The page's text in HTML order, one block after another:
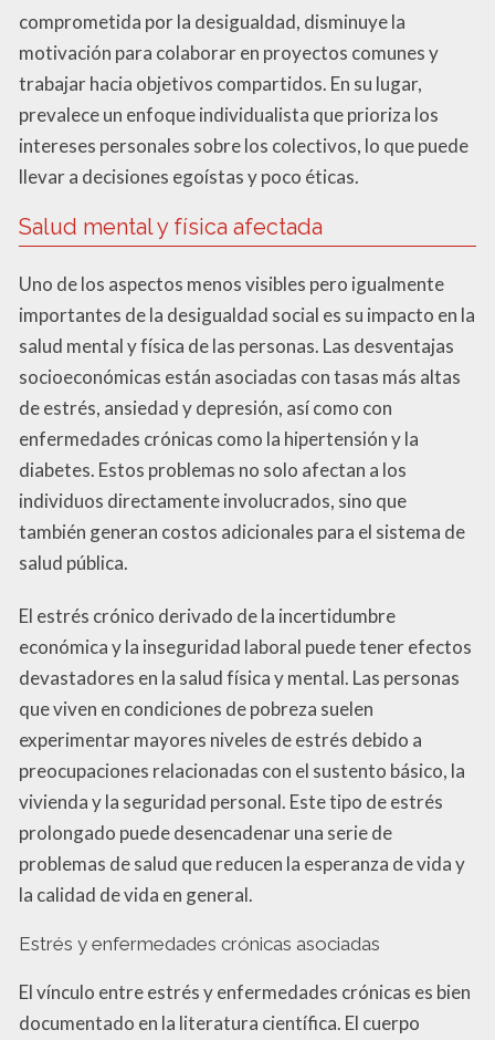
comprometida por la desigualdad, disminuye la
motivación para colaborar en proyectos comunes y
trabajar hacia objetivos compartidos. En su lugar,
prevalece un enfoque individualista que prioriza los
intereses personales sobre los colectivos, lo que puede
llevar a decisiones egoístas y poco éticas.
Salud mental y física afectada
Uno de los aspectos menos visibles pero igualmente
importantes de la desigualdad social es su impacto en la
salud mental y física de las personas. Las desventajas
socioeconómicas están asociadas con tasas más altas
de estrés, ansiedad y depresión, así como con
enfermedades crónicas como la hipertensión y la
diabetes. Estos problemas no solo afectan a los
individuos directamente involucrados, sino que
también generan costos adicionales para el sistema de
salud pública.
El estrés crónico derivado de la incertidumbre
económica y la inseguridad laboral puede tener efectos
devastadores en la salud física y mental. Las personas
que viven en condiciones de pobreza suelen
experimentar mayores niveles de estrés debido a
preocupaciones relacionadas con el sustento básico, la
vivienda y la seguridad personal. Este tipo de estrés
prolongado puede desencadenar una serie de
problemas de salud que reducen la esperanza de vida y
la calidad de vida en general.
Estrés y enfermedades crónicas asociadas
El vínculo entre estrés y enfermedades crónicas es bien
documentado en la literatura científica. El cuerpo